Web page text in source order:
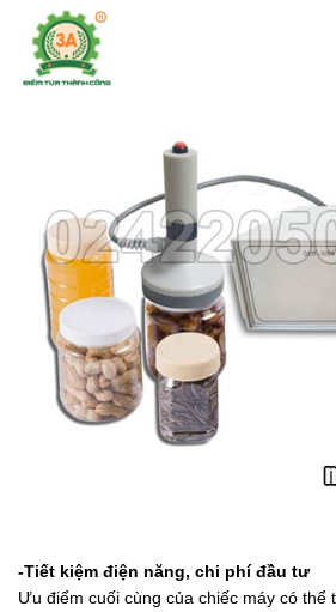
-Tiết kiệm điện năng, chi phí đầu tư
Ưu điểm cuối cùng của chiếc máy có thể